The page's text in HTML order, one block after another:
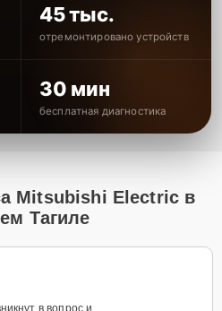
45 тыс.
отремонтировано устройств
30 мин
бесплатная диагностика
Mitsubishi Electric в
Тагиле
в вопрос и